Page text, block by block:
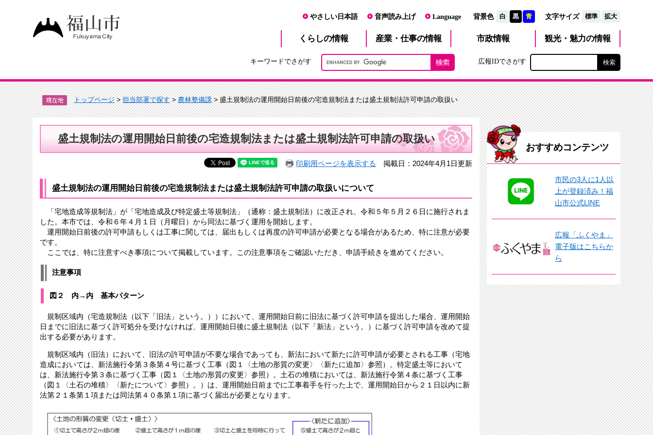
やさしい日本語 音声読み上げ Language 背景色 白 黒 青 文字サイズ 標準 拡大
くらしの情報 産業・仕事の情報 市政情報 観光・魅力の情報
キーワードでさがす 広報IDでさがす
トップページ>担当部署で探す>農林整備課> 盛土規制法の運用開始日前後の宅造規制法または盛土規制法許可申請の取扱い
盛土規制法の運用開始日前後の宅造規制法または盛土規制法許可申請の取扱い
印刷用ページを表示する 掲載日：2024年4月1日更新
盛土規制法の運用開始日前後の宅造規制法または盛土規制法許可申請の取扱いについて
「宅地造成等規制法」が「宅地造成及び特定盛土等規制法」（通称：盛土規制法）に改正され、令和５年５月２６日に施行されま
した。本市では、令和６年４月１日（月曜日）から同法に基づく運用を開始します。
運用開始日前後の許可申請もしくは工事に関しては、届出もしくは再度の許可申請が必要となる場合があるため、特に注意が必要
です。
ここでは、特に注意すべき事項について掲載しています。この注意事項をご確認いただき、申請手続きを進めてください。
注意事項
図２ 内→内 基本パターン
規制区域内（宅造規制法（以下「旧法」という。））において、運用開始日前に旧法に基づく許可申請を提出した場合、運用開始
日までに旧法に基づく許可処分を受けなければ、運用開始日後に盛土規制法（以下「新法」という。）に基づく許可申請を改めて提
出する必要があります。
規制区域内（旧法）において、旧法の許可申請が不要な場合であっても、新法において新たに許可申請が必要とされる工事（宅地
造成においては、新法施行令第３条第４号に基づく工事（図１〈土地の形質の変更〉〈新たに追加〉参照）。特定盛土等において
は、新法施行令第３条に基づく工事（図１〈土地の形質の変更〉参照）。土石の堆積においては、新法施行令第４条に基づく工事
（図１〈土石の堆積〉〈新たについて〉参照）。）は、運用開始日前までに工事着手を行った上で、運用開始日から２１日以内に新
法第２１条第１項または同法第４０条第１項に基づく届出が必要となります。
おすすめコンテンツ
市民の3人に1人以
上が登録済み！福
山市公式LINE
広報「ふくやま」
電子版はこちらか
ら